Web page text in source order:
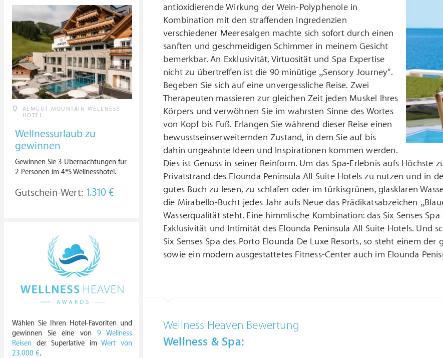
antioxidierende Wirkung der Wein-Polyphenole in
Kombination mit den straffenden Ingredenzien
verschiedener Meeresalgen machte sich sofort durch einen
sanften und geschmeidigen Schimmer in meinem Gesicht
bemerkbar. An Exklusivität, Virtuosität und Spa Expertise
nicht zu übertreffen ist die 90 minütige „Sensory Journey“.
Begeben Sie sich auf eine unvergessliche Reise. Zwei
Therapeuten massieren zur gleichen Zeit jeden Muskel Ihres
Körpers und verwöhnen Sie im wahrsten Sinne des Wortes
von Kopf bis Fuß. Erlangen Sie während dieser Reise einen
bewusstseinserweiternden Zustand, in dem Sie auf bis
dahin ungeahnte Ideen und Inspirationen kommen werden.
Dies ist Genuss in seiner Reinform. Um das Spa-Erlebnis aufs
Privatstrand des Elounda Peninsula All Suite Hotels zu nutzen und in
gutes Buch zu lesen, zu schlafen oder im türkisgrünen, glasklaren
die Mirabello-Bucht jedes Jahr aufs Neue das Prädikatsabzeichen
Wasserqualität steht. Eine himmlische Kombination: das Six Senses
Exklusivität und Intimität des Elounda Peninsula All Suite Hotels. Und
Six Senses Spa des Porto Elounda De Luxe Resorts, so steht einem
sowie ein modern ausgestattetes Fitness-Center auch im Elounda
Wellness Heaven Bewertung
Wellness & Spa:
ALMGUT MOUNTAIN WELLNESS
HOTEL
Wellnessurlaub zu
gewinnen
Gewinnen Sie 3 Übernachtungen für
2 Personen im 4*S Wellnesshotel.
Gutschein-Wert: 1.310 €
Wählen Sie Ihren Hotel-Favoriten und
gewinnen Sie eine von 9 Wellness
Reisen der Superlative imWert von
23.000 €.